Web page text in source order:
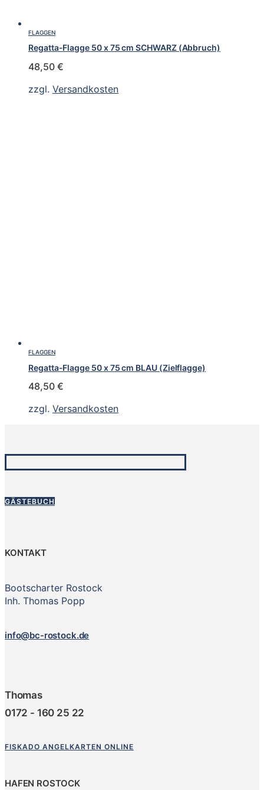
FLAGGEN
Regatta-Flagge 50 x 75 cm SCHWARZ (Abbruch)
48,50 €
zzgl. Versandkosten
FLAGGEN
Regatta-Flagge 50 x 75 cm BLAU (Zielflagge)
48,50 €
zzgl. Versandkosten
GÄSTEBUCH
KONTAKT
Bootscharter Rostock
Inh. Thomas Popp
info@bc-rostock.de
Thomas
0172 - 160 25 22
FISKADO ANGELKARTEN ONLINE
HAFEN ROSTOCK